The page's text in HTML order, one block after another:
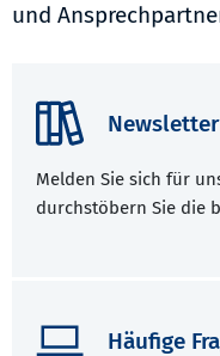
und
Newsletter
Melden Sie sich für
durchstöbern Sie die
Häufige